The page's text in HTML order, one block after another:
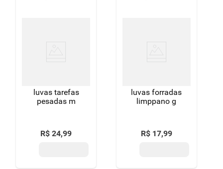
luvas tarefas
pesadas m
R$ 24,99
luvas forradas
limppano g
R$ 17,99
chocolate